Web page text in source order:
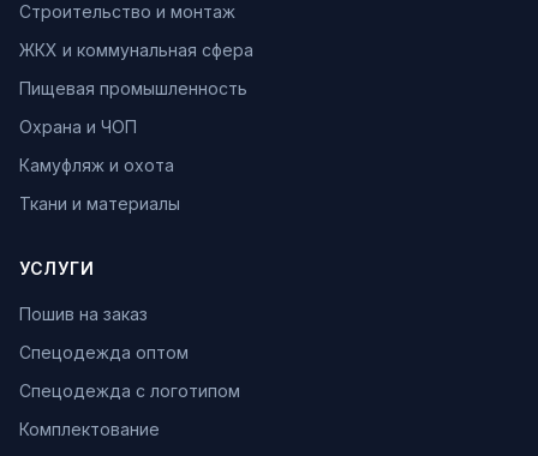
Строительство и монтаж
ЖКХ и коммунальная сфера
Пищевая промышленность
Охрана и ЧОП
Камуфляж и охота
Ткани и материалы
УСЛУГИ
Пошив на заказ
Спецодежда оптом
Спецодежда с логотипом
Комплектование